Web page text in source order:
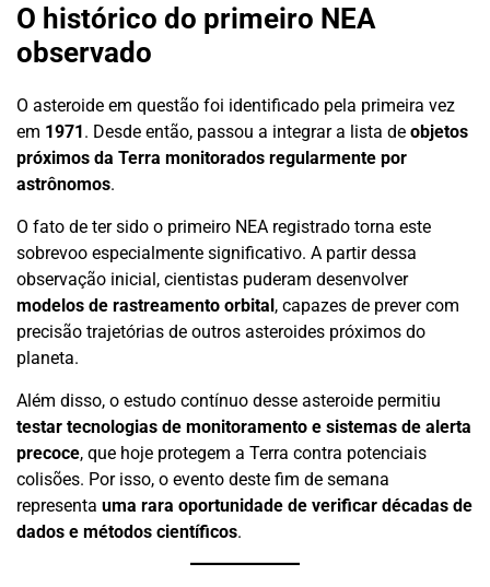
O histórico do primeiro NEA
observado
O asteroide em questão foi identificado pela primeira vez
em 1971 . Desde então, passou a integrar a lista de objetos
próximos da Terra monitorados regularmente por
astrônomos.
O fato de ter sido o primeiro NEA registrado torna este
sobrevoo especialmente significativo. A partir dessa
observação inicial, cientistas puderam desenvolver
modelos de rastreamento orbital , capazes de prever com
precisão trajetórias de outros asteroides próximos do
planeta.
Além disso, o estudo contínuo desse asteroide permitiu
testar tecnologias de monitoramento e sistemas de alerta
precoce, que hoje protegem a Terra contra potenciais
colisões. Por isso, o evento deste fim de semana
representa uma rara oportunidade de verificar décadas de
dados e métodos científicos.